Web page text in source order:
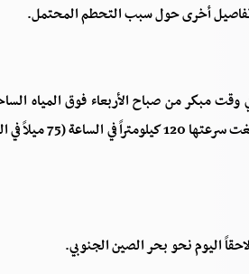
أخرى حول سبب التحطم المحتمل.
مبكر من صباح الأربعاء فوق المياه
اليوم نحو بحر الصين الجنوبي.